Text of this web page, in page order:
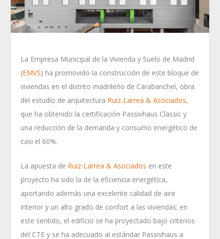
La Empresa Municipal de la Vivienda y Suelo de Madrid
(EMVS) ha promovido la construcción de este bloque de
viviendas en el distrito madrileño de Carabanchel, obra
del estudio de arquitectura Ruiz-Larrea & Asociados,
que ha obtenido la certificación Passivhaus Classic y
una reducción de la demanda y consumo energético de
casi el 60%.
La apuesta de Ruiz-Larrea & Asociados en este
proyecto ha sido la de la eficiencia energética,
aportando además una excelente calidad de aire
interior y un alto grado de confort a las viviendas; en
este sentido, el edificio se ha proyectado bajo criterios
del CTE y se ha adecuado al estándar Passivhaus a